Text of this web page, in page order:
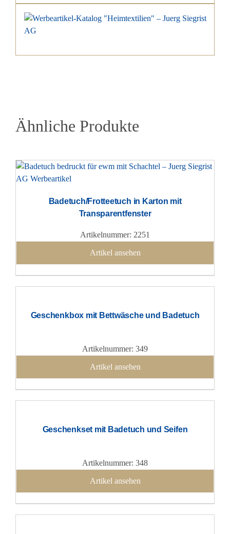
Ähnliche Produkte
Badetuch/Frotteetuch in Karton mit
Transparentfenster
Artikelnummer: 2251
Artikel ansehen
Geschenkbox mit Bettwäsche und Badetuch
Artikelnummer: 349
Artikel ansehen
Geschenkset mit Badetuch und Seifen
Artikelnummer: 348
Artikel ansehen